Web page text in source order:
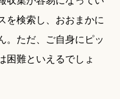
を検索し、おおまかに
。ただ、ご自身にピッ
困難といえるでしょ